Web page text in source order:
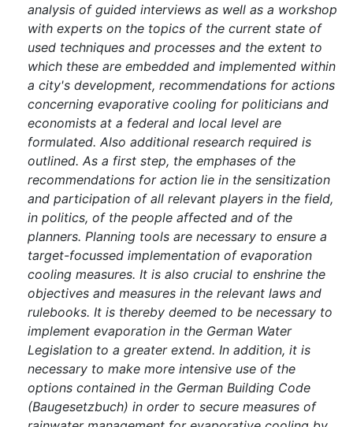
analysis of guided interviews as well as a workshop
with experts on the topics of the current state of
used techniques and processes and the extent to
which these are embedded and implemented within
a city's development, recommendations for actions
concerning evaporative cooling for politicians and
economists at a federal and local level are
formulated. Also additional research required is
outlined. As a first step, the emphases of the
recommendations for action lie in the sensitization
and participation of all relevant players in the field,
in politics, of the people affected and of the
planners. Planning tools are necessary to ensure a
target-focussed implementation of evaporation
cooling measures. It is also crucial to enshrine the
objectives and measures in the relevant laws and
rulebooks. It is thereby deemed to be necessary to
implement evaporation in the German Water
Legislation to a greater extend. In addition, it is
necessary to make more intensive use of the
options contained in the German Building Code
(Baugesetzbuch) in order to secure measures of